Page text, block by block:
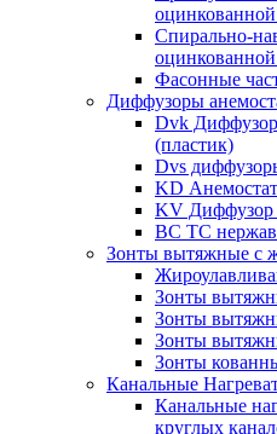
оцинкованной
Спирально-
оцинкованной
Фасонные
Диффузоры
Dvk
(пластик)
Dvs
KD
KV Диффузор
ВС ТС
Зонты вытяжные с
Зонты
Зонты
Зонты
Зонты
Канальные
Канальные
круглых